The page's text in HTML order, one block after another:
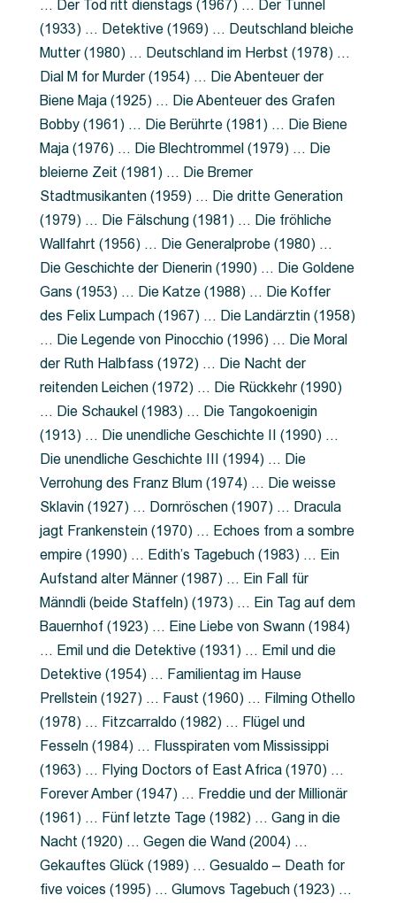
… Der Tod ritt dienstags (1967) … Der Tunnel
(1933) … Detektive (1969) … Deutschland bleiche
Mutter (1980) … Deutschland im Herbst (1978) …
Dial M for Murder (1954) … Die Abenteuer der
Biene Maja (1925) … Die Abenteuer des Grafen
Bobby (1961) … Die Berührte (1981) … Die Biene
Maja (1976) … Die Blechtrommel (1979) … Die
bleierne Zeit (1981) … Die Bremer
Stadtmusikanten (1959) … Die dritte Generation
(1979) … Die Fälschung (1981) … Die fröhliche
Wallfahrt (1956) … Die Generalprobe (1980) …
Die Geschichte der Dienerin (1990) … Die Goldene
Gans (1953) … Die Katze (1988) … Die Koffer
des Felix Lumpach (1967) … Die Landärztin (1958)
… Die Legende von Pinocchio (1996) … Die Moral
der Ruth Halbfass (1972) … Die Nacht der
reitenden Leichen (1972) … Die Rückkehr (1990)
… Die Schaukel (1983) … Die Tangokoenigin
(1913) … Die unendliche Geschichte II (1990) …
Die unendliche Geschichte III (1994) … Die
Verrohung des Franz Blum (1974) … Die weisse
Sklavin (1927) … Dornröschen (1907) … Dracula
jagt Frankenstein (1970) … Echoes from a sombre
empire (1990) … Edith’s Tagebuch (1983) … Ein
Aufstand alter Männer (1987) … Ein Fall für
Männdli (beide Staffeln) (1973) … Ein Tag auf dem
Bauernhof (1923) … Eine Liebe von Swann (1984)
… Emil und die Detektive (1931) … Emil und die
Detektive (1954) … Familientag im Hause
Prellstein (1927) … Faust (1960) … Filming Othello
(1978) … Fitzcarraldo (1982) … Flügel und
Fesseln (1984) … Flusspiraten vom Mississippi
(1963) … Flying Doctors of East Africa (1970) …
Forever Amber (1947) … Freddie und der Millionär
(1961) … Fünf letzte Tage (1982) … Gang in die
Nacht (1920) … Gegen die Wand (2004) …
Gekauftes Glück (1989) … Gesualdo – Death for
five voices (1995) … Glumovs Tagebuch (1923) …